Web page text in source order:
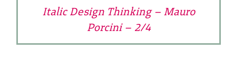
Italic Design Thinking – Mauro
Porcini – 2/4